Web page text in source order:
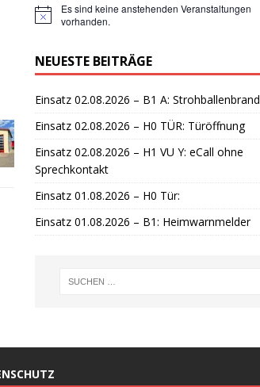
H
w
e
s
Es sind keine anstehenden Veranstaltungen
vorhanden.
NEUESTE BEITRÄGE
Einsatz 02.08.2026 – B1 A: Strohballenbrand
Einsatz 02.08.2026 – H0 TÜR: Türöffnung
Einsatz 02.08.2026 – H1 VU Y: eCall ohne
Sprechkontakt
Einsatz 01.08.2026 – H0 Tür:
Einsatz 01.08.2026 – B1: Heimwarnmelder